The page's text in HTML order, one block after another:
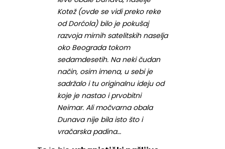
Kotež (ovde se vidi preko reke
od Dorćola) bilo je pokušaj
razvoja mirnih satelitskih naselja
oko Beograda tokom
sedamdesetih. Na neki čudan
način, osim imena, u sebi je
sadržalo i tu originalnu ideju od
koje je nastao i prvobitni
Neimar. Ali močvarna obala
Dunava nije bila isto što i
vračarska padina…